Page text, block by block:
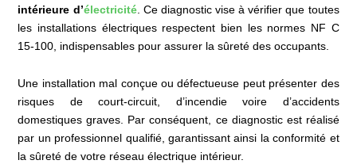
intérieure d’électricité. Ce diagnostic vise à vérifier que toutes
les installations électriques respectent bien les normes NF C
15-100, indispensables pour assurer la sûreté des occupants.
Une installation mal conçue ou défectueuse peut présenter des
risques de court-circuit, d’incendie voire d’accidents
domestiques graves. Par conséquent, ce diagnostic est réalisé
par un professionnel qualifié, garantissant ainsi la conformité et
la sûreté de votre réseau électrique intérieur.